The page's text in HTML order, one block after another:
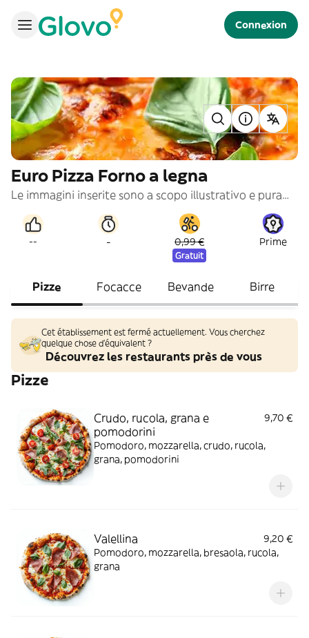
Connexion
Euro Pizza Forno a legna
Le immagini inserite sono a scopo illustrativo e puramente indicativo
-- - 0,99 €
Gratuit
Prime
Pizze Focacce Bevande Birre
Cet établissement est fermé actuellement. Vous cherchez
quelque chose d'équivalent ?
Découvrez les restaurants près de vous
Pizze
Crudo, rucola, grana e
pomodorini
9,70 €
Pomodoro, mozzarella, crudo, rucola,
grana, pomodorini
Valellina
9,20 €
Pomodoro, mozzarella, bresaola, rucola,
grana